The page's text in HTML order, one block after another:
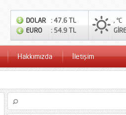
DOLAR
: 47.6 TL
EURO
: 54.9 TL
, °C
Hakkımızda İletişim